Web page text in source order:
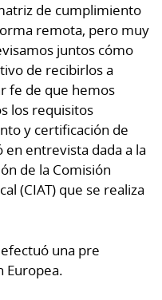
de cumplimiento
remota, pero muy
juntos cómo
de recibirlos a
fe de que hemos
los requisitos
y certificación de
en entrevista dada a la
de la Comisión
(CIAT) que se realiza
una pre
Europea.